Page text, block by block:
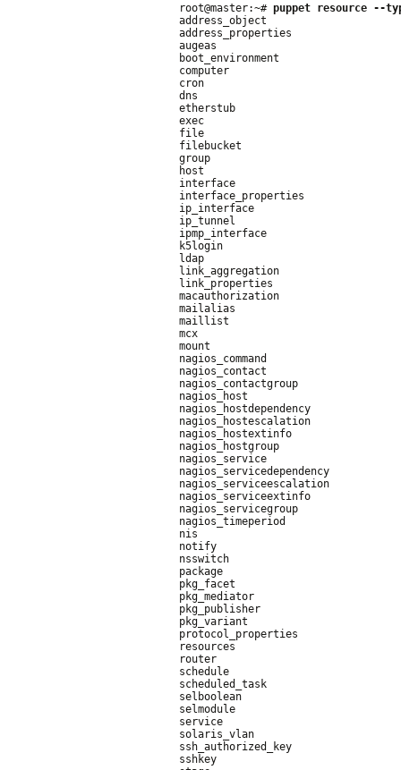
root@master:~# puppet resource --
address_object
address_properties
augeas
boot_environment
computer
cron
dns
etherstub
exec
file
filebucket
group
host
interface
interface_properties
ip_interface
ip_tunnel
ipmp_interface
k5login
ldap
link_aggregation
link_properties
macauthorization
mailalias
maillist
mcx
mount
nagios_command
nagios_contact
nagios_contactgroup
nagios_host
nagios_hostdependency
nagios_hostescalation
nagios_hostextinfo
nagios_hostgroup
nagios_service
nagios_servicedependency
nagios_serviceescalation
nagios_serviceextinfo
nagios_servicegroup
nagios_timeperiod
nis
notify
nsswitch
package
pkg_facet
pkg_mediator
pkg_publisher
pkg_variant
protocol_properties
resources
router
schedule
scheduled_task
selboolean
selmodule
service
solaris_vlan
ssh_authorized_key
sshkey